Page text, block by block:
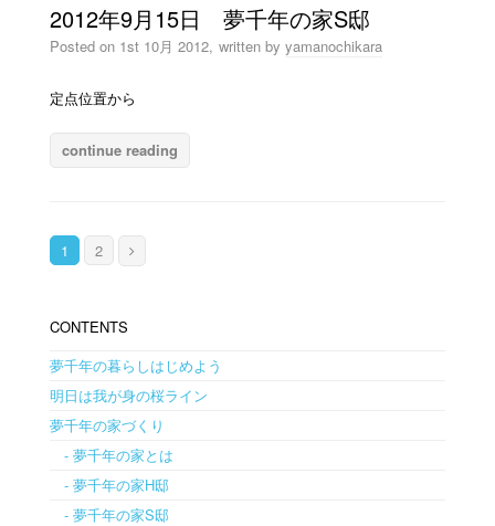
2012年9月15日 夢千年の家S邸
Posted on1st 10月 2012, written by yamanochikara
定点位置から
continue reading
1 2
CONTENTS
夢千年の暮らしはじめよう
明日は我が身の桜ライン
夢千年の家づくり
- 夢千年の家とは
- 夢千年の家H邸
- 夢千年の家S邸